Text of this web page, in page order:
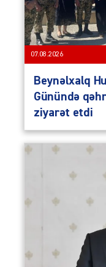
07.08.2026
Beynəlxalq
Günündə
ziyarət etdi